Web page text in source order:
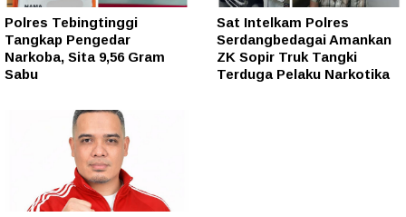
Polres Tebingtinggi
Tangkap Pengedar
Narkoba, Sita 9,56 Gram
Sabu
Sat Intelkam Polres
Serdangbedagai Amankan
ZK Sopir Truk Tangki
Terduga Pelaku Narkotika